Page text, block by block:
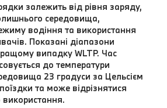
залежить від рівня заряду,
середовища,
водіння та використання
Показані діапазони
випадку WLTP. Час
до температури
23 градуси за Цельсієм
та може відрізнятися